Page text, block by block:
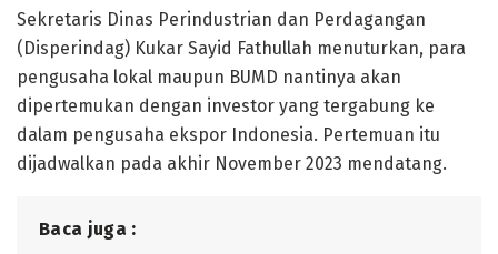
Sekretaris Dinas Perindustrian dan Perdagangan
(Disperindag) Kukar Sayid Fathullah menuturkan, para
pengusaha lokal maupun BUMD nantinya akan
dipertemukan dengan investor yang tergabung ke
dalam pengusaha ekspor Indonesia. Pertemuan itu
dijadwalkan pada akhir November 2023 mendatang.
Baca juga :